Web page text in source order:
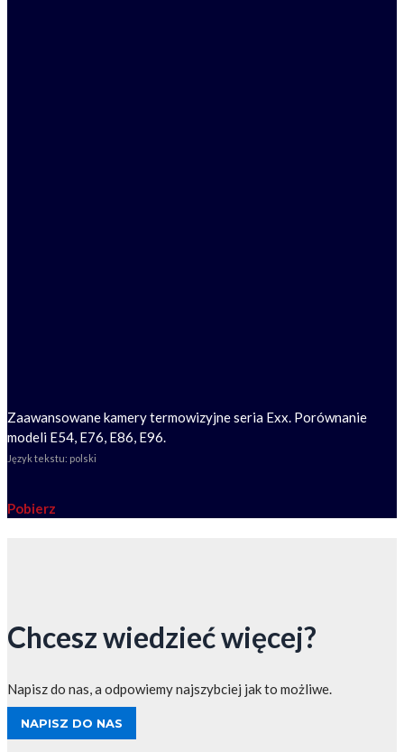
Zaawansowane kamery termowizyjne seria Exx. Porównanie
modeli E54, E76, E86, E96.
Język tekstu: polski
Pobierz
Chcesz wiedzieć więcej?
Napisz do nas, a odpowiemy najszybciej jak to możliwe.
NAPISZ DO NAS